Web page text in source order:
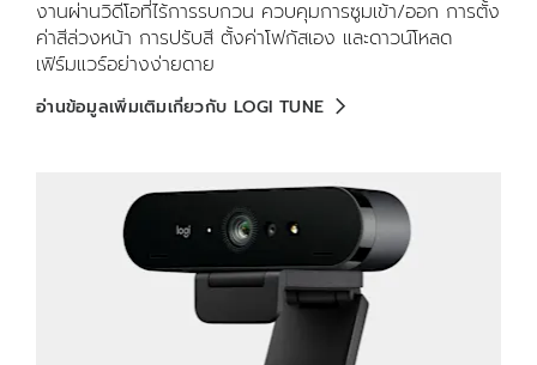
งานผ่านวิดีโอที่ไร้การรบกวน ควบคุมการซูมเข้า/ออก การตั้ง
ค่าสีล่วงหน้า การปรับสี ตั้งค่าโฟกัสเอง และดาวน์โหลด
เฟิร์มแวร์อย่างง่ายดาย
อ่านข้อมูลเพิ่มเติมเกี่ยวกับ LOGI TUNE